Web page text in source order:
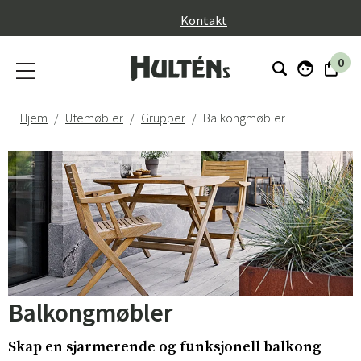
Kontakt
0
Hjem Utemøbler Grupper Balkongmøbler
Balkongmøbler
Skap en sjarmerende og funksjonell balkong